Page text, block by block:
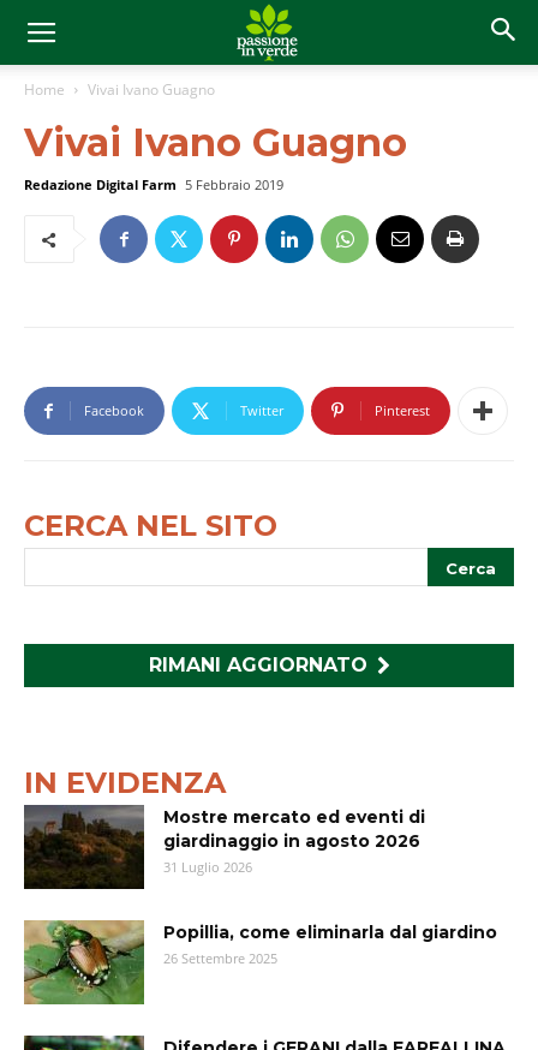
Home Vivai Ivano Guagno
Vivai Ivano Guagno
Redazione Digital Farm 5 Febbraio 2019
Facebook Twitter Pinterest
CERCA NEL SITO
RIMANI AGGIORNATO
IN EVIDENZA
Mostre mercato ed eventi di
giardinaggio in agosto 2026
31 Luglio 2026
Popillia, come eliminarla dal giardino
26 Settembre 2025